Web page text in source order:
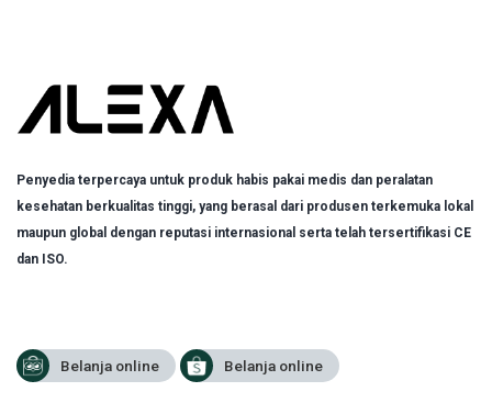
Penyedia terpercaya untuk produk habis pakai medis dan peralatan
kesehatan berkualitas tinggi, yang berasal dari produsen terkemuka lokal
maupun global dengan reputasi internasional serta telah tersertifikasi CE
dan ISO.
Belanja online Belanja online